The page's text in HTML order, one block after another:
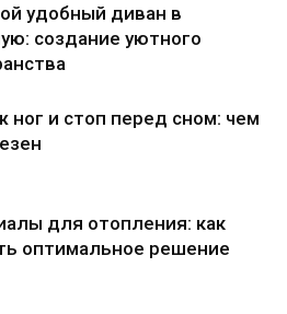
удобный диван в
создание уютного
ног и стоп перед сном: чем
для отопления: как
оптимальное решение